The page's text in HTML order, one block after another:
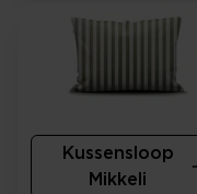
Kussensloop
Mikkeli